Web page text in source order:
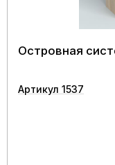
Островная
Артикул 1537